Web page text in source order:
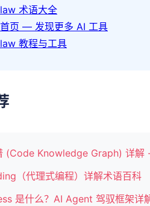
术语大全
页 — 发现更多 AI 工具
教程与工具
(Code Knowledge Graph) 详解
（代理式编程）详解术语百科
是什么？AI Agent 驾驭框架详